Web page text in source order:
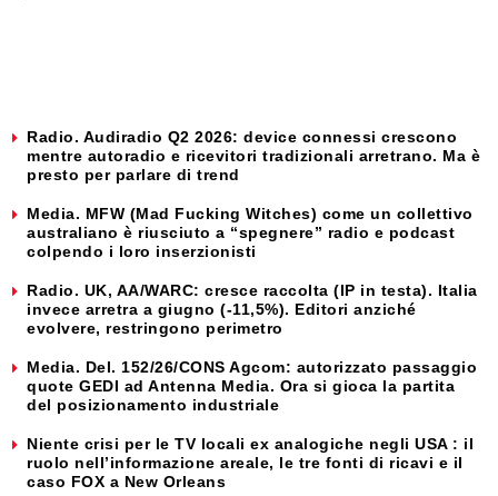
Radio. Audiradio Q2 2026: device connessi crescono
mentre autoradio e ricevitori tradizionali arretrano. Ma è
presto per parlare di trend
Media. MFW (Mad Fucking Witches) come un collettivo
australiano è riusciuto a “spegnere” radio e podcast
colpendo i loro inserzionisti
Radio. UK, AA/WARC: cresce raccolta (IP in testa). Italia
invece arretra a giugno (-11,5%). Editori anziché
evolvere, restringono perimetro
Media. Del. 152/26/CONS Agcom: autorizzato passaggio
quote GEDI ad Antenna Media. Ora si gioca la partita
del posizionamento industriale
Niente crisi per le TV locali ex analogiche negli USA : il
ruolo nell’informazione areale, le tre fonti di ricavi e il
caso FOX a New Orleans